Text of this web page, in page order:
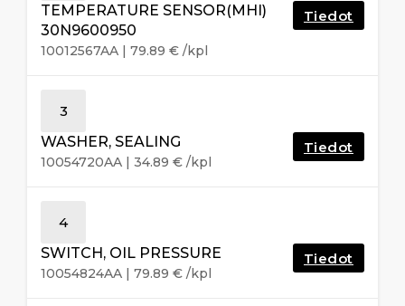
TEMPERATURE SENSOR(MHI)
30N9600950
10012567AA | 79.89 € /kpl
Tiedot
3
WASHER, SEALING
10054720AA | 34.89 € /kpl
Tiedot
4
SWITCH, OIL PRESSURE
10054824AA | 79.89 € /kpl
Tiedot